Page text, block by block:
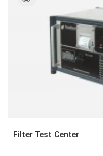
Filter Test Center